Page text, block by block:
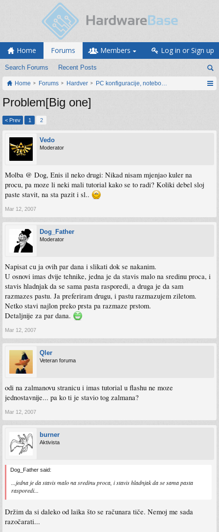
Home Forums
Search Forums Recent Posts
Members Log in or Sign up
Home Forums Hardver PC konfiguracije, notebook računari, servis
Problem[Big one]
< Prev 1 2
Vedo
Moderator
Molba @ Dog, Enis il neko drugi: Nikad nisam mjenjao kuler na
procu, pa moze li neki mali tutorial kako se to radi? Koliki debel sloj
paste stavit, na sta pazit i sl..
Mar 12, 2007
Dog_Father
Moderator
Napisat cu ja ovih par dana i slikati dok se nakanim.
U osnovi imas dvije tehnike, jedna je da stavis malo na sredinu proca, i
stavis hladnjak da se sama pasta rasporedi, a druga je da sam
razmazes pastu. Ja preferiram drugu, i pastu razmazujem ziletom.
Netko stavi najlon preko prsta pa razmaze prstom.
Detaljnije za par dana.
Mar 12, 2007
Qler
Veteran foruma
odi na zalmanovu stranicu i imas tutorial u flashu ne moze
jednostavnije... pa ko ti je stavio tog zalmana?
Mar 12, 2007
burner
Aktivista
Dog_Father said:
...jedna je da stavis malo na sredinu proca, i stavis hladnjak da se sama pasta
rasporedi...
Držim da si daleko od laika što se računara tiče. Nemoj me sada
razočarati...